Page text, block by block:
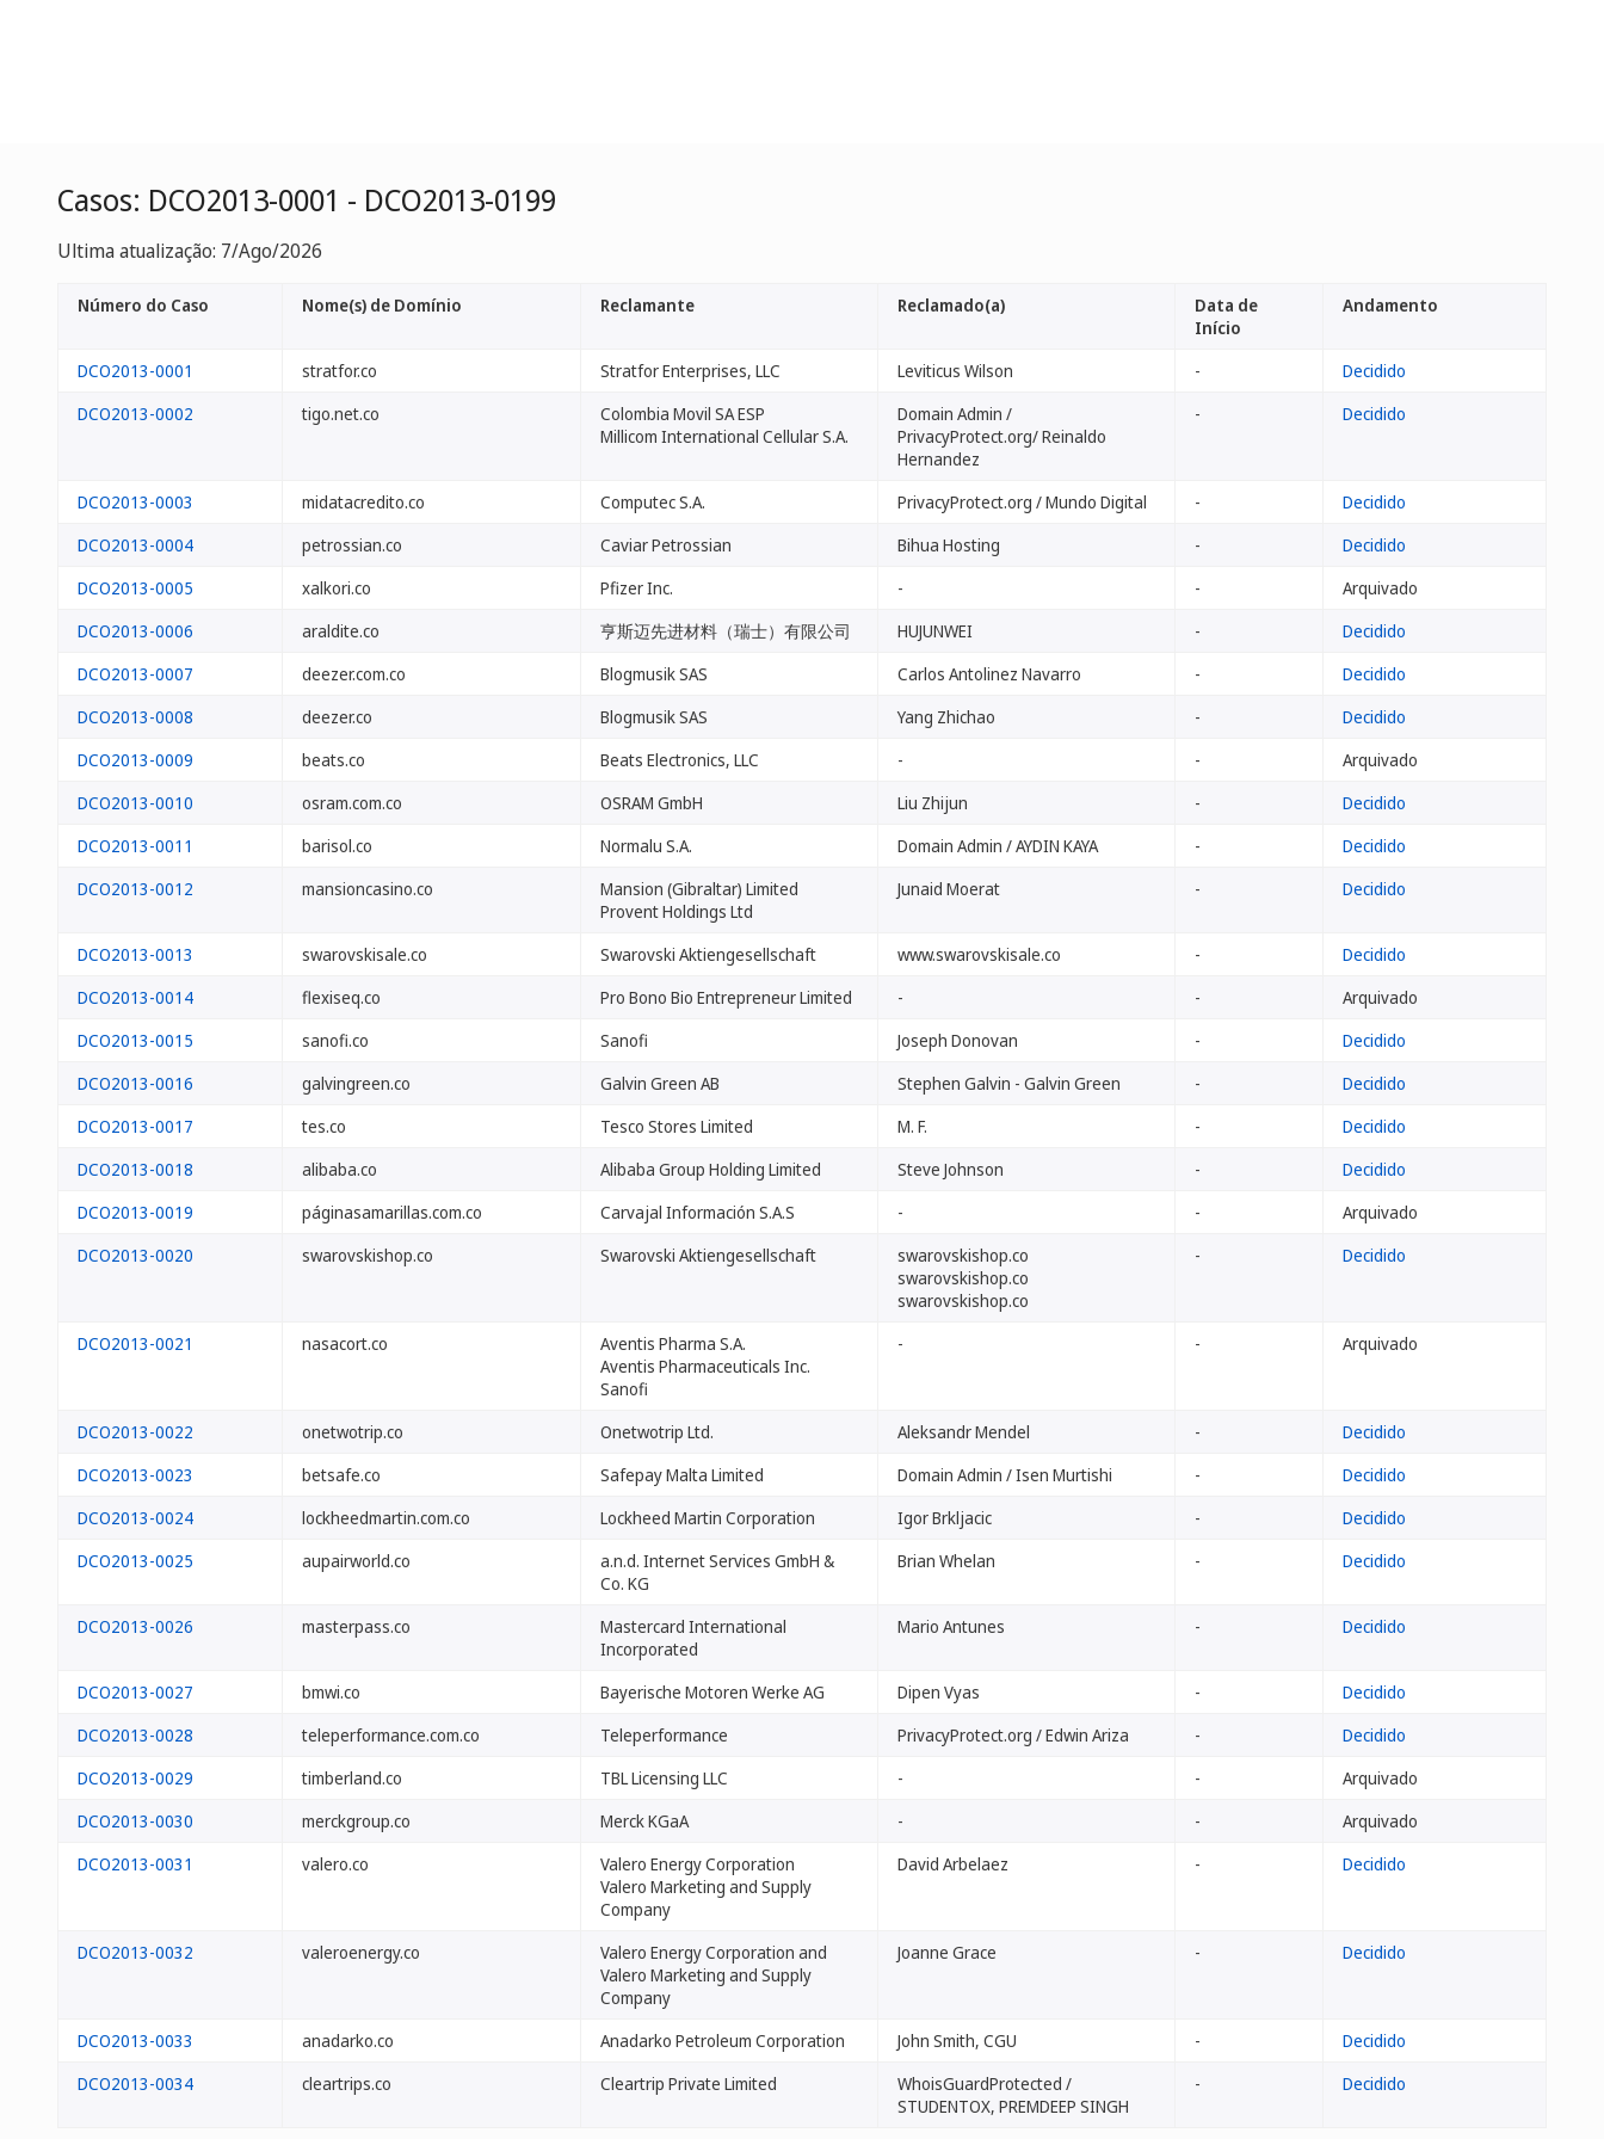
Casos: DCO2013-0001 - DCO2013-0199
Ultima atualização: 7/Ago/2026
Número do Caso Nome(s) de Domínio Reclamante Reclamado(a)
Data de
Início
Andamento
DCO2013-0001 stratfor.co Stratfor Enterprises, LLC Leviticus Wilson -
Decidido
DCO2013-0002
tigo.net.co
Colombia Movil SA ESP
Millicom International Cellular S.A.
Domain Admin /
PrivacyProtect.org/ Reinaldo
Hernandez
- Decidido
DCO2013-0003 midatacredito.co Computec S.A. PrivacyProtect.org / Mundo Digital -
Decidido
DCO2013-0004
petrossian.co Caviar Petrossian Bihua Hosting -
Decidido
DCO2013-0005
xalkori.co Pfizer Inc. - -
Arquivado
DCO2013-0006
araldite.co 亨斯迈先进材料（瑞士）有限公司 HUJUNWEI -
Decidido
DCO2013-0007
deezer.com.co Blogmusik SAS Carlos Antolinez Navarro -
Decidido
DCO2013-0008
deezer.co Blogmusik SAS Yang Zhichao -
Decidido
DCO2013-0009
beats.co Beats Electronics, LLC - -
Arquivado
DCO2013-0010
osram.com.co OSRAM GmbH Liu Zhijun -
Decidido
DCO2013-0011
barisol.co Normalu S.A. Domain Admin / AYDIN KAYA -
Decidido
DCO2013-0012
mansioncasino.co
Mansion (Gibraltar) Limited
Provent Holdings Ltd
Junaid Moerat - Decidido
DCO2013-0013 swarovskisale.co Swarovski Aktiengesellschaft www.swarovskisale.co -
Decidido
DCO2013-0014
flexiseq.co Pro Bono Bio Entrepreneur Limited - -
Arquivado
DCO2013-0015
sanofi.co Sanofi Joseph Donovan -
Decidido
DCO2013-0016
galvingreen.co Galvin Green AB Stephen Galvin - Galvin Green -
Decidido
DCO2013-0017
tes.co Tesco Stores Limited M. F. -
Decidido
DCO2013-0018
alibaba.co Alibaba Group Holding Limited Steve Johnson -
Decidido
DCO2013-0019
páginasamarillas.com.co Carvajal Información S.A.S - -
Arquivado
DCO2013-0020
swarovskishop.co Swarovski Aktiengesellschaft
swarovskishop.co
swarovskishop.co
swarovskishop.co
- Decidido
DCO2013-0021 nasacort.co
Aventis Pharma S.A.
Aventis Pharmaceuticals Inc.
Sanofi
- - Arquivado
DCO2013-0022 onetwotrip.co Onetwotrip Ltd. Aleksandr Mendel -
Decidido
DCO2013-0023
betsafe.co Safepay Malta Limited Domain Admin / Isen Murtishi -
Decidido
DCO2013-0024
lockheedmartin.com.co Lockheed Martin Corporation Igor Brkljacic -
Decidido
DCO2013-0025
aupairworld.co
a.n.d. Internet Services GmbH &
Co. KG
Brian Whelan - Decidido
DCO2013-0026 masterpass.co
Mastercard International
Incorporated
Mario Antunes - Decidido
DCO2013-0027 bmwi.co Bayerische Motoren Werke AG Dipen Vyas -
Decidido
DCO2013-0028
teleperformance.com.co Teleperformance PrivacyProtect.org / Edwin Ariza -
Decidido
DCO2013-0029
timberland.co TBL Licensing LLC - -
Arquivado
DCO2013-0030
merckgroup.co Merck KGaA - -
Arquivado
DCO2013-0031
valero.co
Valero Energy Corporation
Valero Marketing and Supply
Company
David Arbelaez - Decidido
DCO2013-0032 valeroenergy.co
Valero Energy Corporation and
Valero Marketing and Supply
Company
Joanne Grace - Decidido
DCO2013-0033 anadarko.co Anadarko Petroleum Corporation John Smith, CGU -
Decidido
DCO2013-0034
cleartrips.co Cleartrip Private Limited
WhoisGuardProtected /
STUDENTOX, PREMDEEP SINGH
- Decidido